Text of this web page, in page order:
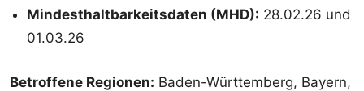
Mindesthaltbarkeitsdaten (MHD): 28.02.26 und
01.03.26
Betroffene Regionen: Baden-Württemberg, Bayern,